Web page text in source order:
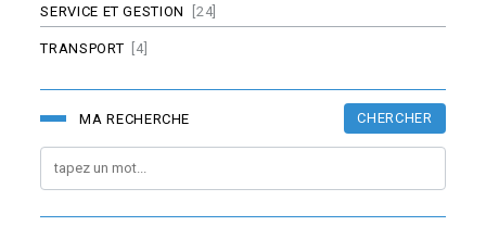
SERVICE ET GESTION [24]
TRANSPORT [4]
MA RECHERCHE CHERCHER